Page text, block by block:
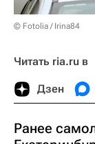
© Fotolia / Irina84
Читать ria.ru в
Дзен
Ранее